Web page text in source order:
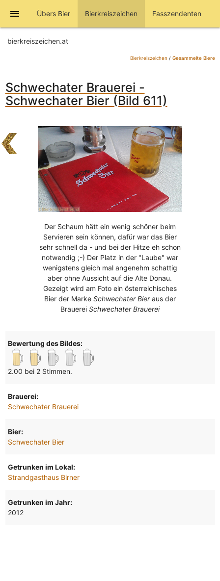
menu Übers Bier Bierkreiszeichen Fasszendenten
bierkreiszeichen.at
Bierkreiszeichen / Gesammelte Biere
Schwechater Brauerei -
Schwechater Bier (Bild 611)
Der Schaum hätt ein wenig schöner beim
Servieren sein können, dafür war das Bier
sehr schnell da - und bei der Hitze eh schon
notwendig ;-) Der Platz in der "Laube" war
wenigstens gleich mal angenehm schattig
aber ohne Aussicht auf die Alte Donau.
Gezeigt wird am Foto ein österreichisches
Bier der Marke Schwechater Bieraus der
Brauerei Schwechater Brauerei
Bewertung des Bildes:
2.00 bei 2 Stimmen.
Brauerei:
Schwechater Brauerei
Bier:
Schwechater Bier
Getrunken im Lokal:
Strandgasthaus Birner
Getrunken im Jahr:
2012